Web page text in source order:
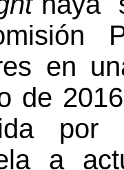
en
de
a